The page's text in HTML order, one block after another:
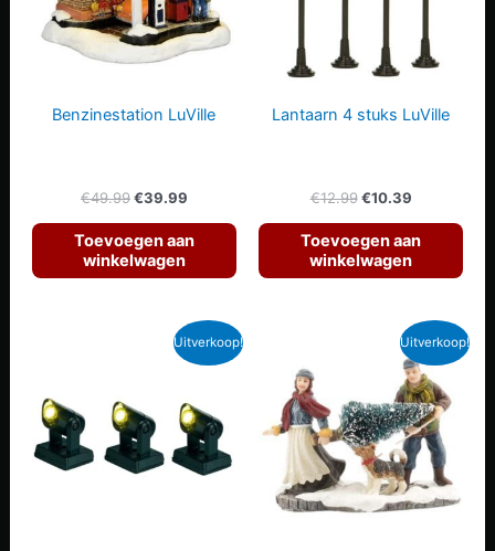
Benzinestation LuVille
€49.99Oorspronkelijke
was:
€49.99.
€39.99Huidige
is:
Toevoegen aan
winkelwagen
Lantaarn 4 stuks LuVille
€12.99 Oorspronkelijke
was:
€12.99.
€10.39Huidige
is:
Toevoegen aan
winkelwagen
Uitverkoop! Uitverkoop!